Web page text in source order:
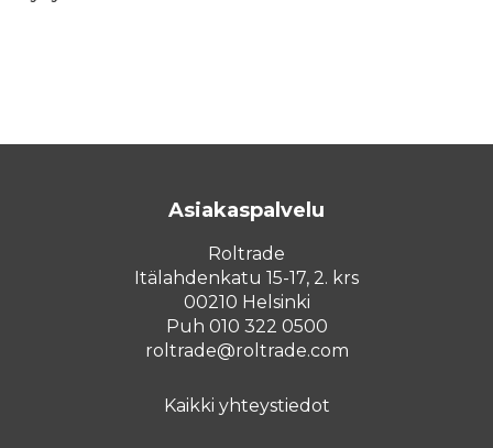
Asiakaspalvelu
Roltrade
Itälahdenkatu 15-17, 2. krs
00210 Helsinki
Puh 010 322 0500
roltrade@roltrade.com
Kaikki yhteystiedot